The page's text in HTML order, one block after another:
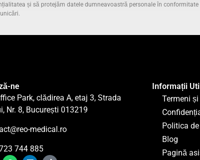
și să protejăm datele dumneavoastră personale în conformitate
ne
Park, clădirea A, etaj 3, Strada
Nr. 8, București 013219
medical.ro
744 885
Informații
Termeni
Politica
Blog
Pagină